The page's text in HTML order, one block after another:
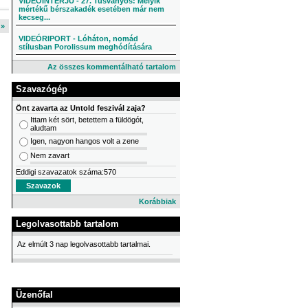
mértékű bérszakadék esetében már nem
kecseg...
VIDEÓRIPORT - Lóháton, nomád
stílusban Porolissum meghódítására
Az összes kommentálható tartalom
Szavazógép
Önt zavarta az Untold feszivál zaja?
Ittam két sört, betettem a füldögót,
aludtam
Igen, nagyon hangos volt a zene
Nem zavart
Eddigi szavazatok száma:570
Korábbiak
Legolvasottabb tartalom
Az elmúlt 3 nap legolvasottabb tartalmai.
Üzenőfal